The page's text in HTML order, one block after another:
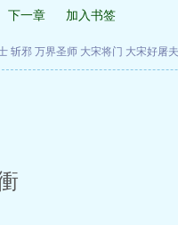
下一章 加入书签
斩邪 万界圣师 大宋将门 大宋好屠夫